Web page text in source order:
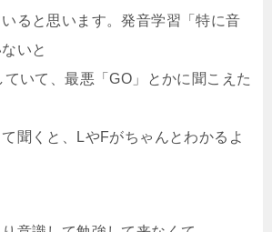
ると思います。発音学習「特に音
いと
ていて、最悪「GO」とかに聞こえた
聞くと、LやFがちゃんとわかるよ